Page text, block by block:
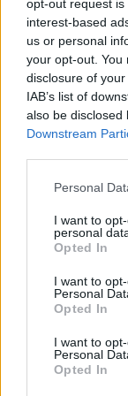
opt-out request
interest-based
us or personal
your opt-out. You
disclosure of
IAB’s list of
also be disclosed
Downstream
Personal
I want to
personal
Opted In
I want to
Personal
Opted In
I want to
Personal
Opted In
«Από σήμερα
στην
και να
το παιδί τους.
γονιός να
γνωρίζοντας
φροντίδα από
περίπου 4.500
η υπουργός.
Στη συνέχεια,